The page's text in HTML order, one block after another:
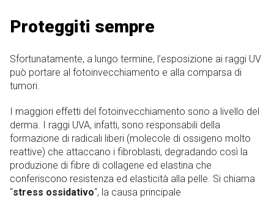
Proteggiti sempre
Sfortunatamente, a lungo termine, l’esposizione ai raggi UV
può portare al fotoinvecchiamento e alla comparsa di
tumori.
I maggiori effetti del fotoinvecchiamento sono a livello del
derma. I raggi UVA, infatti, sono responsabili della
formazione di radicali liberi (molecole di ossigeno molto
reattive) che attaccano i fibroblasti, degradando così la
produzione di fibre di collagene ed elastina che
conferiscono resistenza ed elasticità alla pelle. Si chiama
“stress ossidativo“, la causa principale